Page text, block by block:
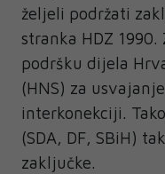
željeli podržati
stranka HDZ
podršku dijela
(HNS) za
interkonekciji.
(SDA, DF, SBiH)
zaključke.